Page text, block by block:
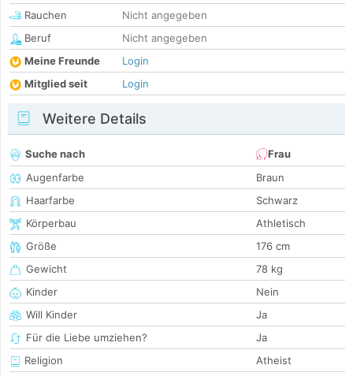
Rauchen
Nicht angegeben
Beruf
Nicht angegeben
Meine Freunde
Login
Mitglied seit
Login
Weitere Details
Suche nach
Frau
Augenfarbe
Braun
Haarfarbe
Schwarz
Körperbau
Athletisch
Größe
176 cm
Gewicht
78 kg
Kinder
Nein
Will Kinder
Ja
Für die Liebe umziehen?
Ja
Religion
Atheist